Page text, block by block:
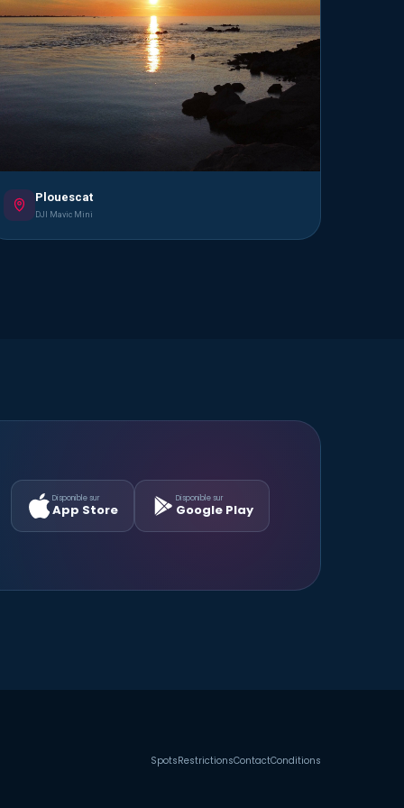
Plouescat
DJI Mavic Mini
Disponible sur
App Store
Disponible sur
Google Play
SpotsRestrictionsContactConditions